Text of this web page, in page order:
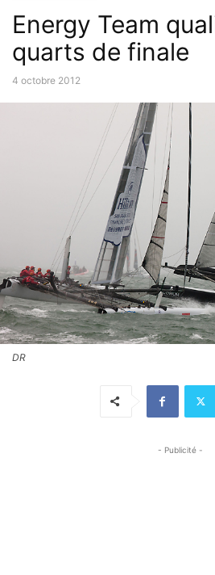
Energy Team
quarts de finale
4 octobre 2012
DR
- Publicité -